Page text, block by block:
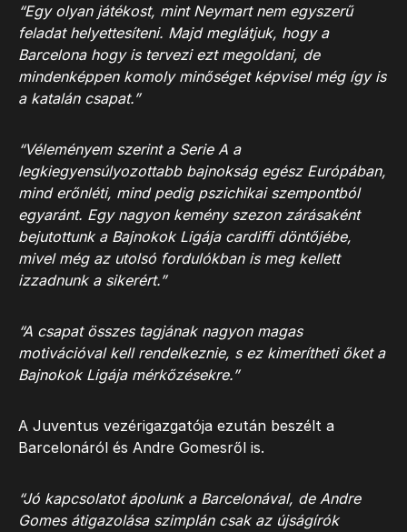
“Egy olyan játékost, mint Neymart nem egyszerű
feladat helyettesíteni. Majd meglátjuk, hogy a
Barcelona hogy is tervezi ezt megoldani, de
mindenképpen komoly minőséget képvisel még így is
a katalán csapat.”
“Véleményem szerint a Serie A a
legkiegyensúlyozottabb bajnokság egész Európában,
mind erőnléti, mind pedig pszichikai szempontból
egyaránt. Egy nagyon kemény szezonzárásaként
bejutottunk a Bajnokok Ligája cardiffi döntőjébe,
mivel még az utolsó fordulókban is meg kellett
izzadnunk a sikerért.”
“A csapat összes tagjának nagyon magas
motivációval kell rendelkeznie, s ez kimerítheti őket a
Bajnokok Ligája mérkőzésekre.”
A Juventus vezérigazgatója ezután beszélt a
Barcelonáról és Andre Gomesről is.
“Jó kapcsolatot ápolunk a Barcelonával, de Andre
Gomes átigazolása szimplán csak az újságírók